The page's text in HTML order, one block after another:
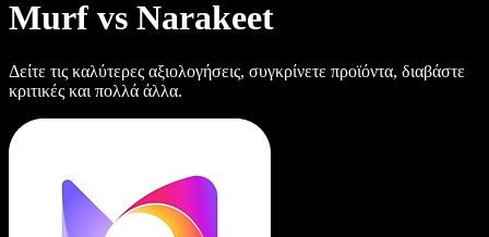
Murf vs Narakeet
Δείτε τις καλύτερες αξιολογήσεις, συγκρίνετε προϊόντα, διαβάστε
κριτικές και πολλά άλλα.